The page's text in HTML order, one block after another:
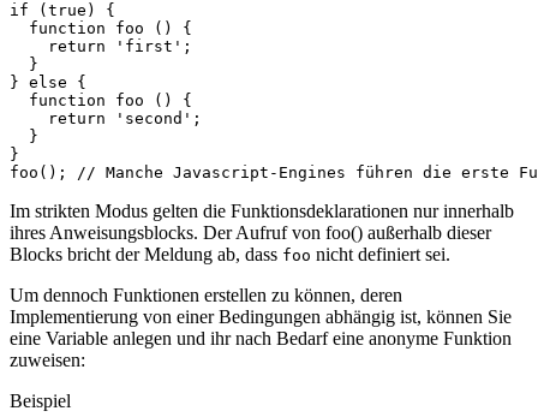
if ( true )
{
function
foo ()
{
return
'first' ;
}
} else
{
function
foo ()
{
return
'second' ;
}
}
foo (); // Manche Javascript-Engines führen die erste
Im strikten Modus gelten die Funktionsdeklarationen nur innerhalb
ihres Anweisungsblocks. Der Aufruf von foo() außerhalb dieser
Blocks bricht der Meldung ab, dass foo nicht definiert sei.
Um dennoch Funktionen erstellen zu können, deren
Implementierung von einer Bedingungen abhängig ist, können Sie
eine Variable anlegen und ihr nach Bedarf eine anonyme Funktion
zuweisen:
Beispiel